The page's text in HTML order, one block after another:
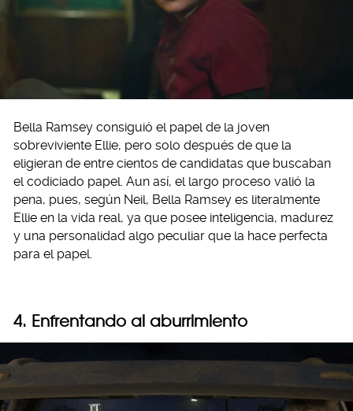
Bella Ramsey consiguió el papel de la joven
sobreviviente Ellie, pero solo después de que la
eligieran de entre cientos de candidatas que buscaban
el codiciado papel. Aun así, el largo proceso valió la
pena, pues, según Neil, Bella Ramsey es literalmente
Ellie en la vida real, ya que posee inteligencia, madurez
y una personalidad algo peculiar que la hace perfecta
para el papel.
4. Enfrentando al aburrimiento